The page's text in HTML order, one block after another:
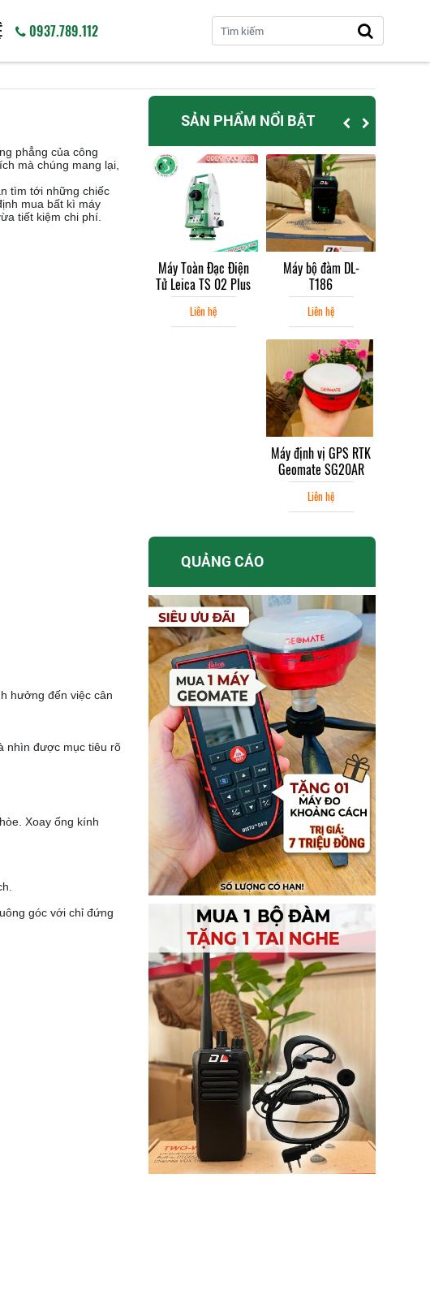
0937.789.112
phẳng của công
mà chúng mang lại,
tìm tới những chiếc
mua bất kì máy
tiết kiệm chi phí.
hưởng đến việc cân
nhìn được mục tiêu rõ
Xoay ống kính
góc với chỉ đứng
SẢN PHẨM NỔI BẬT
Máy bộ đàm DL-
T186
Liên hệ
Máy đo khoảng cách
laser SNDWAY 600m
Liên hệ
Máy Thủy Bình Nikon
AC 2S
Liên hệ
QUẢNG CÁO